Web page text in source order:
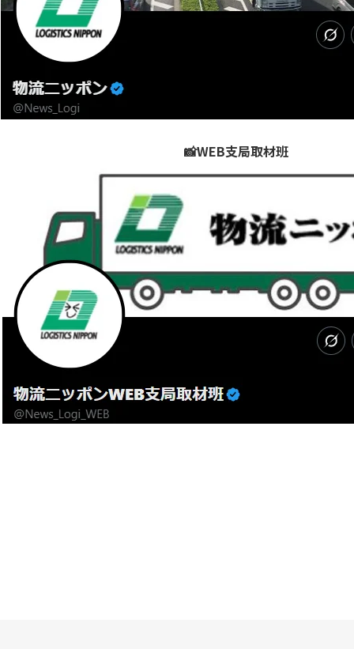
📸WEB支局取材班